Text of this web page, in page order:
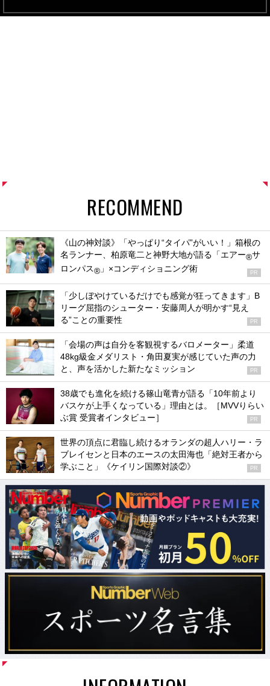
RECOMMEND
《山の神対談》「やっぱり“タイパ”がいい！」箱根の
名ランナー、柏原竜二と神野大地が語る「エアー®サ
ロンパス® 」×コンディショニング術 PR
「少しぼやけているだけでも感覚が狂ってきます」B
リーグ屈指のシューター・安藤周人が明かす“見え
る”ことの重要性
PR
「会場の声は自分を客観視するバロメーター」柔道
48kg級金メダリスト・角田夏実が感じていた声の力
と、声を活かした新たなミッション
PR
38歳でも進化を続ける篠山竜青が語る「10年前より
バスケが上手くなっている」理由とは。［MVVりらい
ぶ賞 受賞者インタビュー］
PR
世界の頂点に君臨し続けるオランダの超人ハリー・ラ
ブレイセンと日本のエースの太田海也「絶対王者から
学ぶこと」《ケイリン国際対談②》
PR